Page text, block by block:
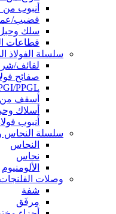
أنبوب من
قضيب/
سلك وحبل
قطاعات
سلسلة الفولاذ
لفائف/
صفائح
PPGL
أسقف من
أسلاك
أنبوب
سلسلة النحاس
النحاس
نحاس
الألومنيوم
وصلات الفلنجات
شفة
مِرفَق